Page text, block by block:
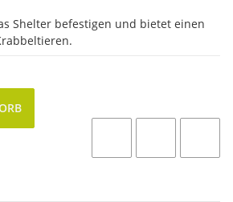
Shelter befestigen und bietet einen